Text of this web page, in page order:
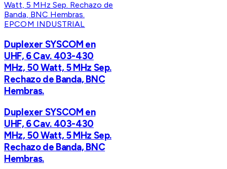
EPCOM INDUSTRIAL
Duplexer SYSCOM en
UHF, 6 Cav. 403-430
MHz, 50 Watt, 5 MHz Sep.
Rechazo de Banda, BNC
Hembras.
Duplexer SYSCOM en
UHF, 6 Cav. 403-430
MHz, 50 Watt, 5 MHz Sep.
Rechazo de Banda, BNC
Hembras.